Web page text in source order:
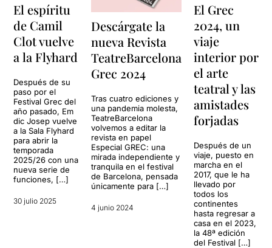
El espíritu
de Camil
Clot vuelve
a la Flyhard
Después de su
paso por el
Festival Grec del
año pasado, Em
dic Josep vuelve
a la Sala Flyhard
para abrir la
temporada
2025/26 con una
nueva serie de
funciones, […]
30 julio 2025
Descárgate la
nueva Revista
TeatreBarcelona
Grec 2024
Tras cuatro ediciones y
una pandemia molesta,
TeatreBarcelona
volvemos a editar la
revista en papel
Especial GREC: una
mirada independiente y
tranquila en el festival
de Barcelona, pensada
únicamente para […]
4 junio 2024
El Grec
2024, un
viaje
interior por
el arte
teatral y las
amistades
forjadas
Después de un
viaje, puesto en
marcha en el
2017, que le ha
llevado por
todos los
continentes
hasta regresar a
casa en el 2023,
la 48ª edición
del Festival […]